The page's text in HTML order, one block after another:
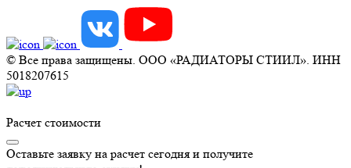
© Все права защищены. ООО «РАДИАТОРЫ СТИИЛ». ИНН
5018207615
Расчет стоимости
Оставьте заявку на расчет сегодня и получите